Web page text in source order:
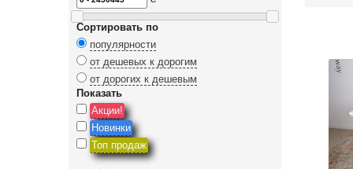
Сортировать по
популярности
от дешевых к дорогим
от дорогих к дешевым
Показать
Акции!
Новинки
Топ продаж